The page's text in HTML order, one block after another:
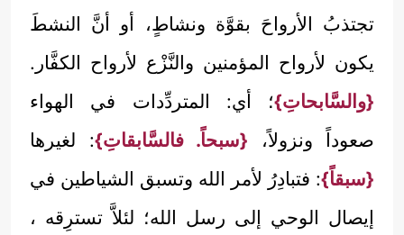
تجتذبُ الأرواحَ بقوَّة ونشاطٍ، أو أنَّ النشطَ
يكون لأرواح المؤمنين والنَّزْع لأرواح الكفَّار.
{والسَّابحاتِ}؛ أي: المتردِّدات في الهواء
صعوداً ونزولاً، {سبحاً. فالسَّابقاتِ}: لغيرها
{سبقاً}: فتبادِرُ لأمر الله وتسبق الشياطين في
إيصال الوحي إلى رسل الله؛ لئلاَّ تسترِقه ،